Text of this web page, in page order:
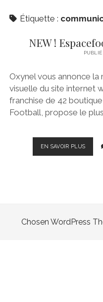
Étiquette :
NEW !
Oxynel vous annonce
visuelle du site internet
franchise de 42
Football, propose le
EN SAVOIR PLUSNEW
!
Chosen WordPress